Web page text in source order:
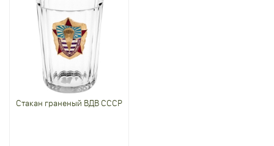
Стакан граненый ВДВ СССР